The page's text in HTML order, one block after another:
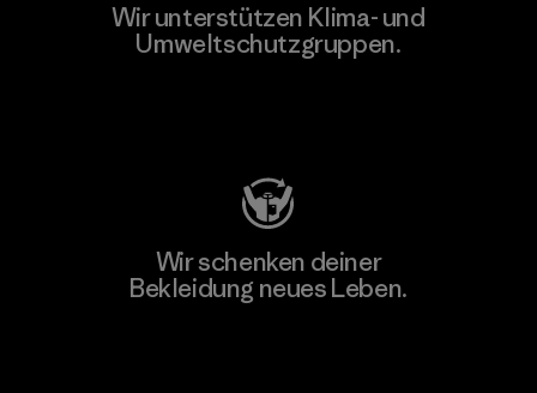
Wir unterstützen Klima- und
Umweltschutzgruppen.
Wir schenken deiner
Bekleidung neues Leben.